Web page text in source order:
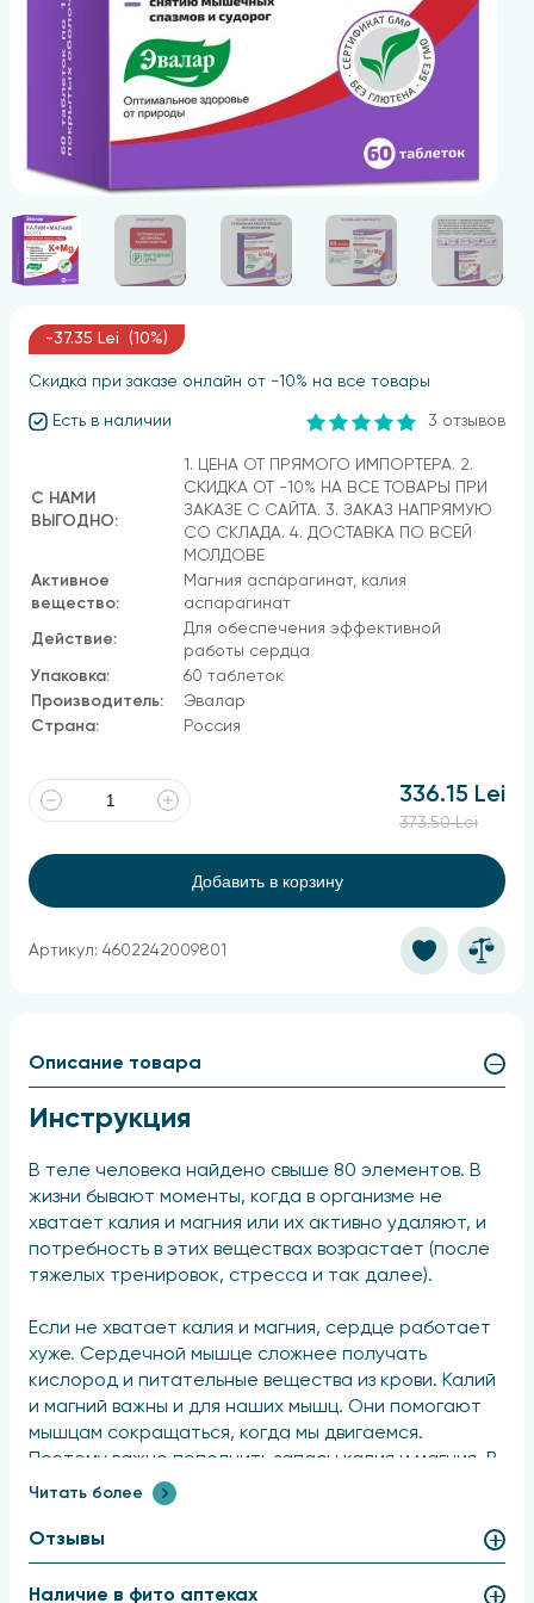
-37.35 Lei (10%)
Скидка при заказе онлайн от -10% на все товары
Есть в наличии 3 отзывов
С НАМИ
ВЫГОДНО:
1. ЦЕНА ОТ ПРЯМОГО ИМПОРТЕРА. 2.
СКИДКА ОТ -10% НА ВСЕ ТОВАРЫ ПРИ
ЗАКАЗЕ С САЙТА. 3. ЗАКАЗ НАПРЯМУЮ
СО СКЛАДА. 4. ДОСТАВКА ПО ВСЕЙ
МОЛДОВЕ
Активное
вещество:
Магния аспарагинат, калия
аспарагинат
Действие:
Для обеспечения эффективной
работы сердца
Упаковка:
60 таблеток
Производитель:
Эвалар
Страна:
Россия
336.15 Lei
373.50 Lei
Добавить в корзину
Артикул: 4602242009801
Описание товара
Инструкция
В теле человека найдено свыше 80 элементов. В
жизни бывают моменты, когда в организме не
хватает калия и магния или их активно удаляют, и
потребность в этих веществах возрастает (после
тяжелых тренировок, стресса и так далее).
Если не хватает калия и магния, сердце работает
хуже. Сердечной мышце сложнее получать
кислород и питательные вещества из крови. Калий
и магний важны и для наших мышц. Они помогают
мышцам сокращаться, когда мы двигаемся.
Поэтому важно пополнить запасы калия и магния. В
еде этих элементов мало, так что кроме пищи,
специальные препараты для поддержки сердца.
Соли калия аспарагината и магния аспарагината
эффективны для поддержки сердца и сосудов,
Читать более
Отзывы
Наличие в фито аптеках